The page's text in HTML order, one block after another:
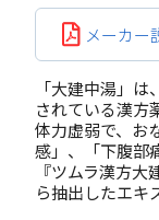
メーカー
「大建中湯」
されている漢方
体力虚弱で、お
感」、「下腹部
『ツムラ漢方
ら抽出したエキ